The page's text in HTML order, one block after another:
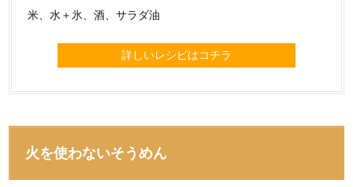
米、水＋氷、酒、サラダ油
詳しいレシピはコチラ
火を使わないそうめん